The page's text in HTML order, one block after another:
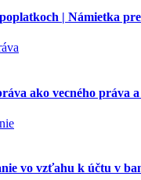
| Námietka
ako vecného práva
vo vzťahu k účtu v